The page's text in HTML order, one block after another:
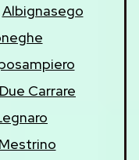
Albignasego
Due Carrare
Mestrino